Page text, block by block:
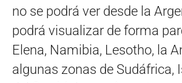
no se podrá ver desde la
podrá visualizar de forma
Elena, Namibia, Lesotho, la
algunas zonas de Sudáfrica,